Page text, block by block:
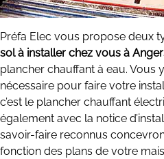
Préfa Elec vous propose deux
sol à installer chez vous à
plancher chauffant à eau. Vous
nécessaire pour faire votre
c’est le plancher chauffant
également avec la notice
savoir-faire reconnus
fonction des plans de votre